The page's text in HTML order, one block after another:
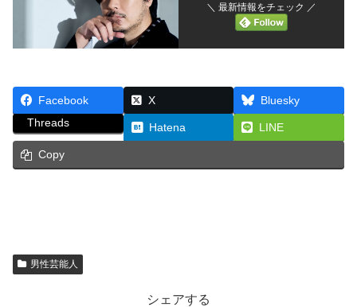
＼ 最新情報をチェック ／
Facebook X
Bluesky
Threads
Hatena LINE
Copy
男性芸能人
シェアする